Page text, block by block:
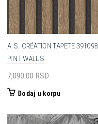
A.S. CRÉATION TAPETE 391098
PINT WALLS
7,090.00 RSD
Dodaj u korpu